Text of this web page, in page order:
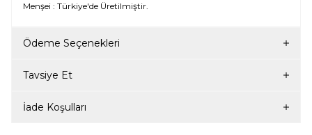
Menşei : Türkiye'de Üretilmiştir.
Ödeme Seçenekleri
Tavsiye Et
İade Koşulları